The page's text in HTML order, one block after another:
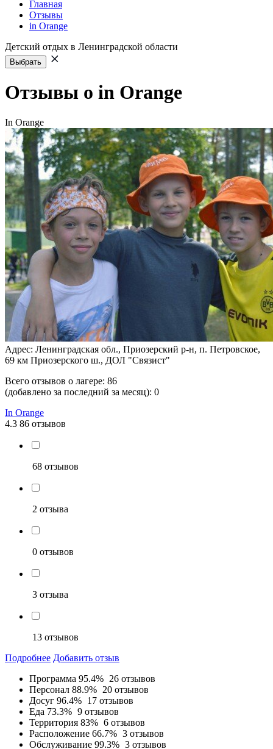
Главная
Отзывы
in Orange
Детский отдых в Ленинградской области
Выбрать
Отзывы о in Orange
In Orange
Адрес: Ленинградская обл., Приозерский р-н, п. Петровское,
69 км Приозерского ш., ДОЛ "Связист"
Всего отзывов о лагере: 86
(добавлено за последний за месяц): 0
In Orange
4.3 86 отзывов
68 отзывов
2 отзыва
0 отзывов
3 отзыва
13 отзывов
Подробнее Добавить отзыв
Программа 95.4% 26 отзывов
Персонал 88.9% 20 отзывов
Досуг 96.4% 17 отзывов
Еда 73.3% 9 отзывов
Территория 83% 6 отзывов
Расположение 66.7% 3 отзывов
Обслуживание 99.3% 3 отзывов